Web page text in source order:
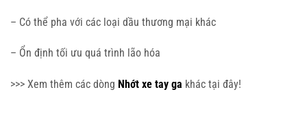
– Có thể pha với các loại dầu thương mại khác
– Ổn định tối ưu quá trình lão hóa
>>> Xem thêm các dòng Nhớt xe tay ga khác tại đây!